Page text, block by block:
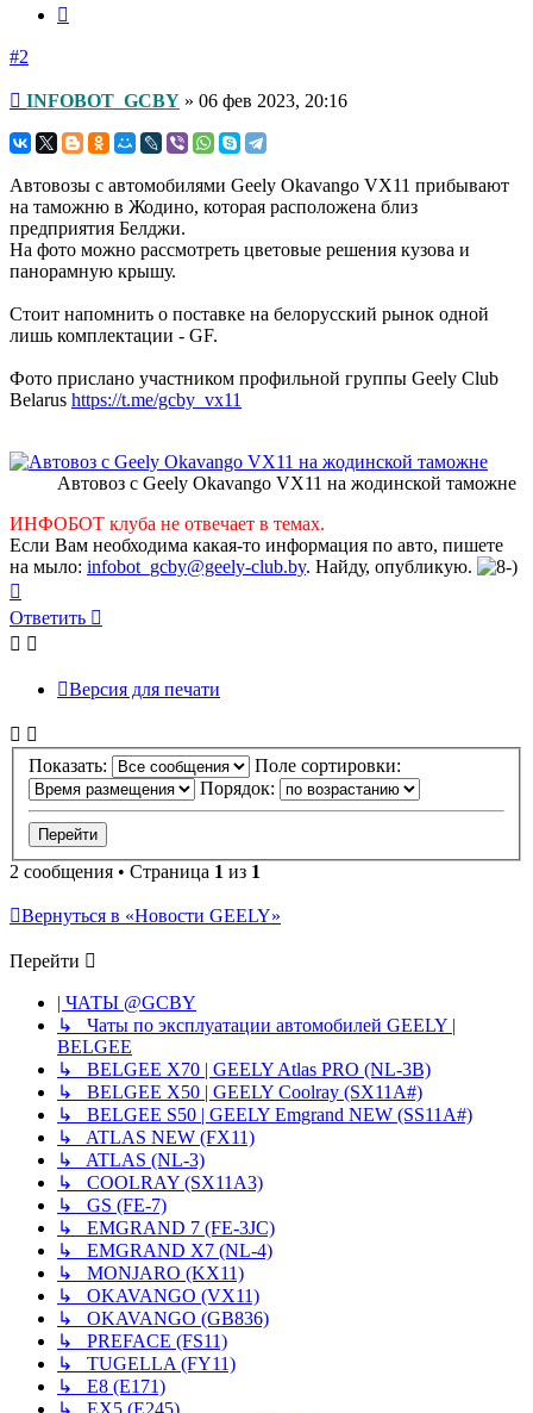
#2
Непрочитанное
INFOBOT_GCBY » 06 фев 2023, 20:16
Автовозы с автомобилями Geely Okavango VX11 прибывают
на таможню в Жодино, которая расположена близ
предприятия Белджи.
На фото можно рассмотреть цветовые решения кузова и
панорамную крышу.
Стоит напомнить о поставке на белорусский рынок одной
лишь комплектации - GF.
Фото прислано участником профильной группы Geely Club
Belarus https://t.me/gcby_vx11
Автовоз с Geely Okavango VX11 на жодинской таможне
ИНФОБОТ клуба не отвечает в темах.
Если Вам необходима какая-то информация по авто, пишете
на мыло: infobot_gcby@geely-club.by. Найду, опубликую.
к
началу
Ответить
Версия для печати
Показать:
Поле сортировки:
Порядок:
2 сообщения • Страница 1 из 1
Вернуться в «Новости GEELY»
Перейти
| ЧАТЫ @GCBY
↳ Чаты по эксплуатации автомобилей GEELY |
BELGEE
↳ BELGEE X70 | GEELY Atlas PRO (NL-3B)
↳ BELGEE X50 | GEELY Coolray (SX11A#)
↳ BELGEE S50 | GEELY Emgrand NEW (SS11A#)
↳ ATLAS NEW (FX11)
↳ ATLAS (NL-3)
↳ COOLRAY (SX11A3)
↳ GS (FE-7)
↳ EMGRAND 7 (FE-3JC)
↳ EMGRAND X7 (NL-4)
↳ MONJARO (KX11)
↳ OKAVANGO (VX11)
↳ OKAVANGO (GB836)
↳ PREFACE (FS11)
↳ TUGELLA (FY11)
↳ E8 (E171)